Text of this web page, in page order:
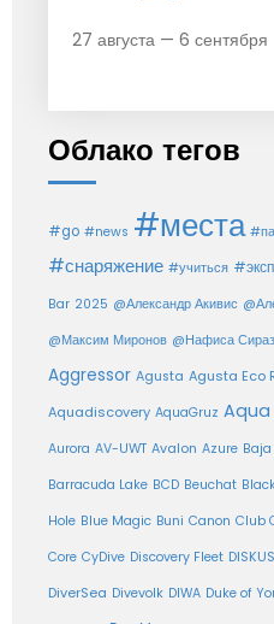
27 августа — 6 сентября
Облако тегов
#go #news #места
#снаряжение #учиться
Bar 2025 @Александр Акивис
@Максим Миронов @Нафиса
Aggressor Agusta Agusta Eco
Aquadiscovery AquaGruz Aqua
Aurora AV-UWT Avalon Azure
Barracuda Lake BCD Beuchat
Hole Blue Magic Buni Canon Club
Core CyDive Discovery Fleet DISKUS
DiverSea Divevolk DIWA Duke of